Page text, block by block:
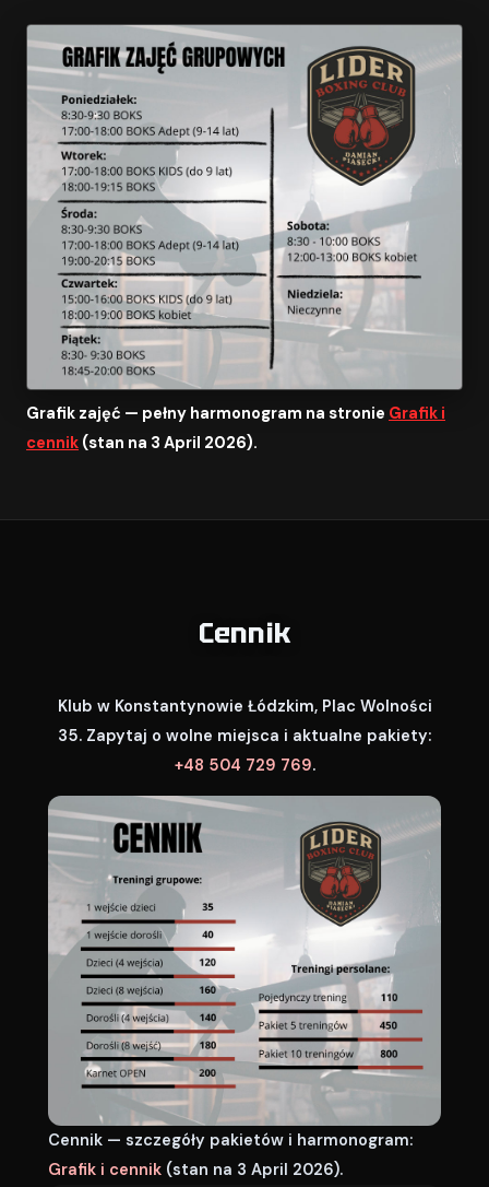
Grafik zajęć — pełny harmonogram na stronie Grafik i
cennik (stan na 3 April 2026).
Cennik
Klub w Konstantynowie Łódzkim, Plac Wolności
35. Zapytaj o wolne miejsca i aktualne pakiety:
+48 504 729 769.
Cennik — szczegóły pakietów i harmonogram:
Grafik i cennik (stan na 3 April 2026).